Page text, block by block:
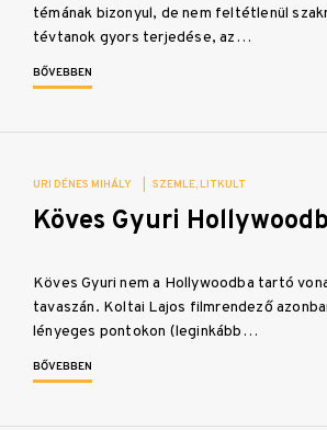
témának bizonyul, de nem feltétlenül
tévtanok gyors terjedése, az…
BŐVEBBEN
URI DÉNES MIHÁLY SZEMLE LITKULT
Köves Gyuri
Köves Gyuri nem a Hollywoodba tartó
tavaszán. Koltai Lajos filmrendező
lényeges pontokon (leginkább…
BŐVEBBEN